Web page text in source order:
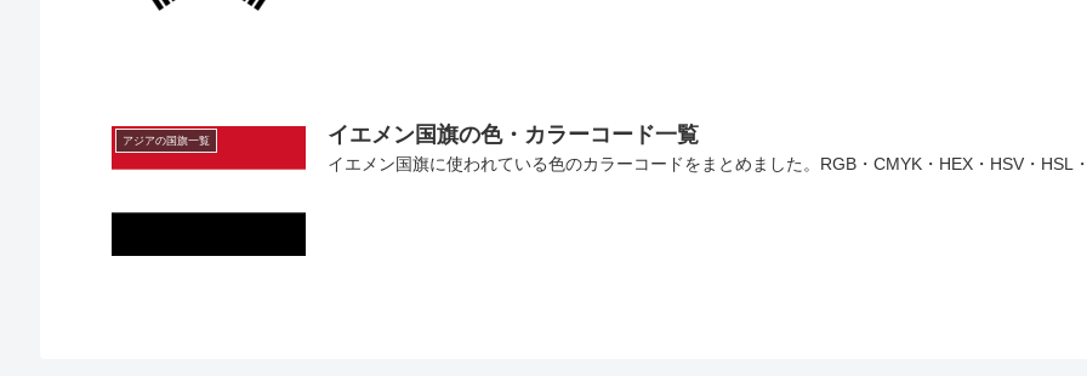
アジアの国旗一覧 イエメン国旗の色・カラーコード一覧
イエメン国旗に使われている色のカラーコードをまとめました。RGB・CMYK・HEX・HSV・HSL